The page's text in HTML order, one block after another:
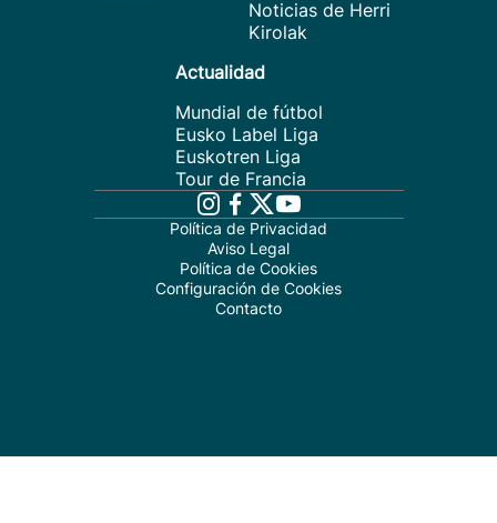
Noticias de Herri
Kirolak
Actualidad
Mundial de fútbol
Eusko Label Liga
Euskotren Liga
Tour de Francia
Política de Privacidad
Aviso Legal
Política de Cookies
Configuración de Cookies
Contacto